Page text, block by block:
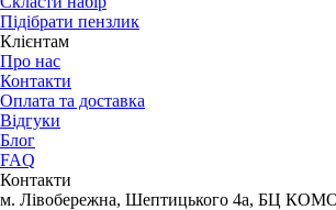
Підібрати пензлик
Клієнтам
Про нас
Контакти
Оплата та доставка
Відгуки
Блог
FAQ
Контакти
м. Лівобережна, Шептицького 4а, БЦ